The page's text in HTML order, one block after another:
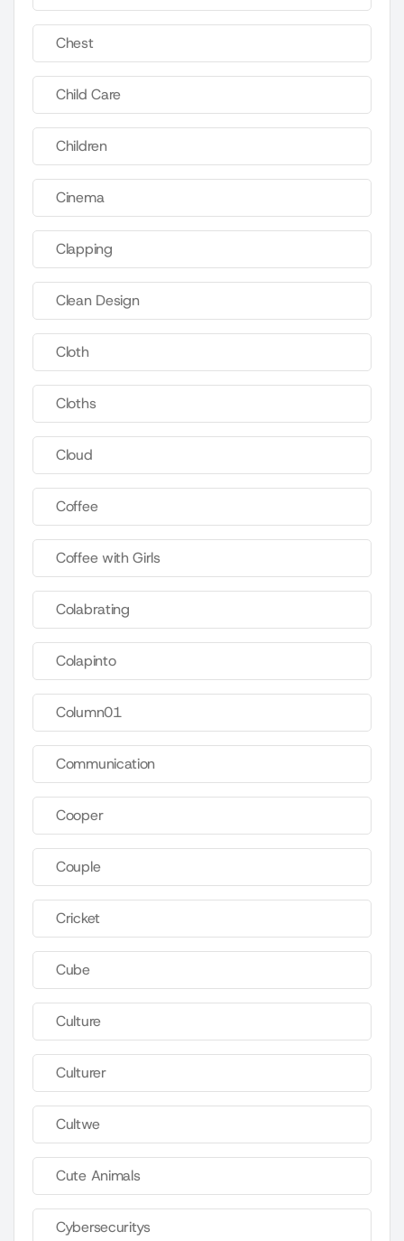
Chest
Child Care
Children
Cinema
Clapping
Clean Design
Cloth
Cloths
Cloud
Coffee
Coffee with Girls
Colabrating
Colapinto
Column01
Communication
Cooper
Couple
Cricket
Cube
Culture
Culturer
Cultwe
Cute Animals
Cybersecuritys